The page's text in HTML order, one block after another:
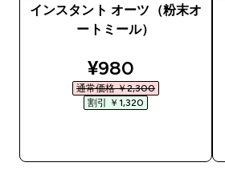
インスタント オーツ（粉末オ
ートミール）
discounted price
¥980‎
通常価格 ￥2,300‎
割引 ￥1,320‎